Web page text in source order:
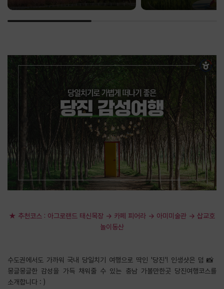
★ 추천코스 : 아그로랜드 태신목장 → 카페 피어라 → 아미미술관 → 삽교호
놀이동산
수도권에서도 가까워 국내 당일치기 여행으로 딱인 '당진'! 인생샷은 덤 📸
몽글몽글한 감성을 가득 채워줄 수 있는 충남 가볼만한곳 당진여행코스를
소개합니다 : )